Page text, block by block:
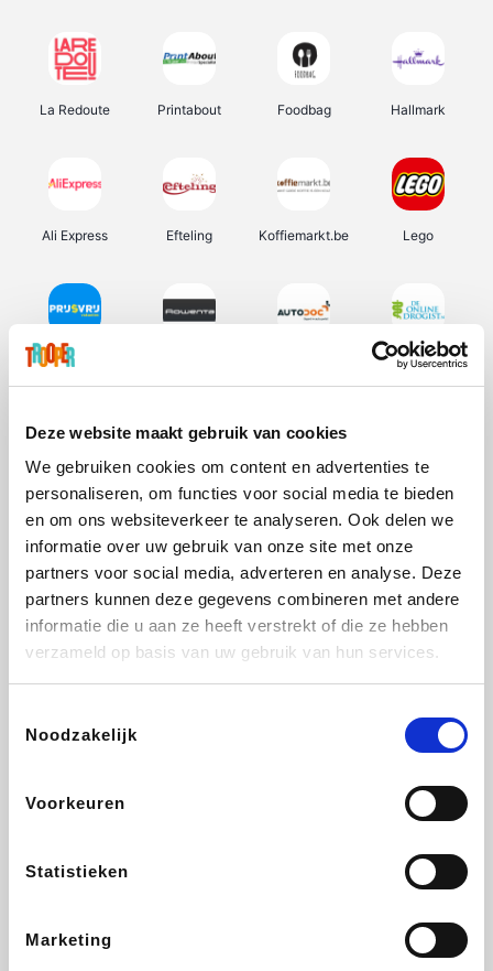
Deze website maakt gebruik van cookies
We gebruiken cookies om content en advertenties te
personaliseren, om functies voor social media te bieden
en om ons websiteverkeer te analyseren. Ook delen we
informatie over uw gebruik van onze site met onze
partners voor social media, adverteren en analyse. Deze
partners kunnen deze gegevens combineren met andere
informatie die u aan ze heeft verstrekt of die ze hebben
verzameld op basis van uw gebruik van hun services.
Noodzakelijk
Voorkeuren
Statistieken
Marketing
La Redoute Printabout Foodbag Hallmark
Ali Express Efteling Koffiemarkt.be Lego
Prijsvrij De Online Drogist
Vidaxl Plopsa Lampenlicht.be Adidas
All Accor
DectDirect ZEB
SupraBazar